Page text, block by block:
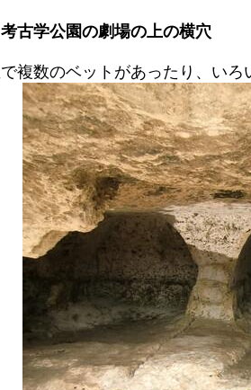
古学公園の劇場の上の横穴
複数のベットがあったり、いろ